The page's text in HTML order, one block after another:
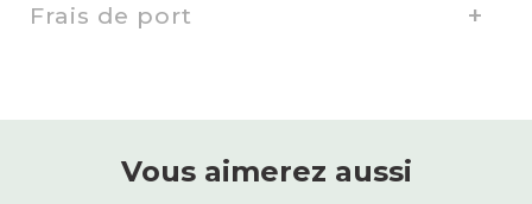
Frais de port
Vous aimerez aussi